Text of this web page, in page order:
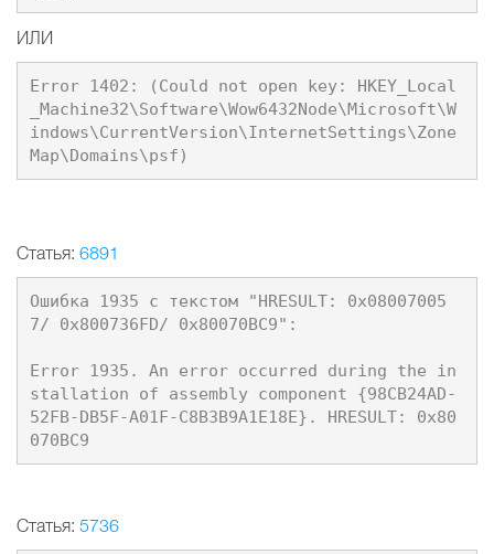
ИЛИ
Error 1402: (Could not open key: HKEY_Local
_Machine32\Software\Wow6432Node\Microsoft\W
indows\CurrentVersion\InternetSettings\Zone
Статья: 6891
Ошибка 1935 с текстом "HRESULT: 0x08007005
7/ 0x800736FD/ 0x80070BC9":
Error 1935. An error occurred during the in
stallation of assembly component {98CB24AD-
52FB-DB5F-A01F-C8B3B9A1E18E}. HRESULT: 0x80
Статья: 5736